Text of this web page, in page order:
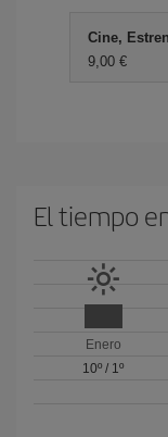
Cine,
9,00 €
El tiempo
Enero
10º / 1º